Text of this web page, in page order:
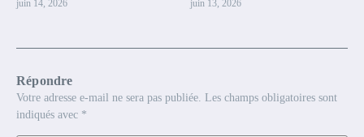
juin 14, 2026 juin 13, 2026
Répondre
Votre adresse e-mail ne sera pas publiée. Les champs obligatoires sont
indiqués avec *